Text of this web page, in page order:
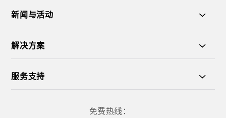
免费热线：
新闻与活动
解决方案
服务支持